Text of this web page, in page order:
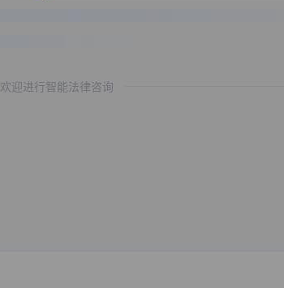
欢迎进行智能法律咨询